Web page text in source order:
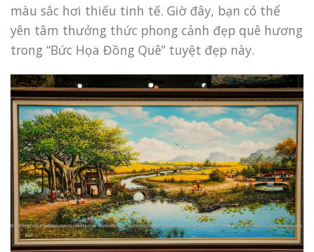
màu sắc hơi thiếu tinh tế. Giờ đây, bạn có thể
yên tâm thưởng thức phong cảnh đẹp quê hương
trong “Bức Họa Đồng Quê” tuyệt đẹp này.